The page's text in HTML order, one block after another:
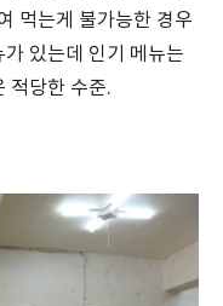
먹는게 불가능한 경우
있는데 인기 메뉴는
적당한 수준.